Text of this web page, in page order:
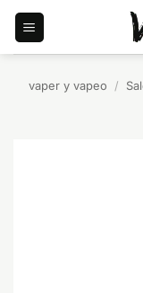
Saltar
contenido
vaper y vapeo /